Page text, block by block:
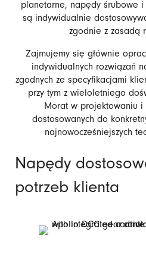
planetarne, napędy śrubowe i
są indywidualnie
zgodnie z zasadą
Zajmujemy się głównie
indywidualnych rozwiązań
zgodnych ze specyfikacjami
przy tym z wieloletniego
Morat w projektowaniu
dostosowanych do
najnowocześniejszych
Napędy
potrzeb klienta